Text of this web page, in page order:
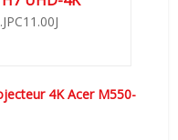
4KAcer M550-